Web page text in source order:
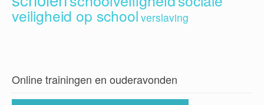
veiligheid op school verslaving
Online trainingen en ouderavonden